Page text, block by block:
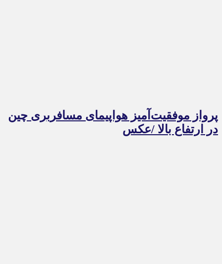
پرواز موفقیت‌آمیز هواپیمای مسافربری چین
در ارتفاع بالا /عکس